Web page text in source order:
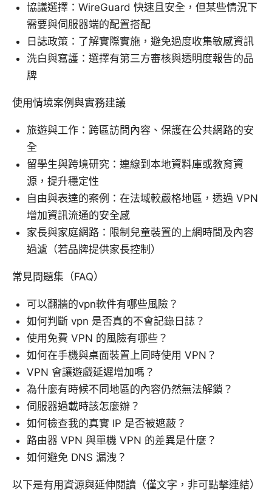
協議選擇：WireGuard 快速且安全，但某些情況下
需要與伺服器端的配置搭配
日誌政策：了解實際實施，避免過度收集敏感資訊
洗白與寫護：選擇有第三方審核與透明度報告的品
牌
使用情境案例與實務建議
旅遊與工作：跨區訪問內容、保護在公共網路的安
全
留學生與跨境研究：連線到本地資料庫或教育資
源，提升穩定性
自由與表達的案例：在法域較嚴格地區，透過 VPN
增加資訊流通的安全感
家長與家庭網路：限制兒童裝置的上網時間及內容
過濾（若品牌提供家長控制）
常見問題集（FAQ）
可以翻牆的vpn軟件有哪些風險？
如何判斷 vpn 是否真的不會記錄日誌？
使用免費 VPN 的風險有哪些？
如何在手機與桌面裝置上同時使用 VPN？
VPN 會讓遊戲延遲增加嗎？
為什麼有時候不同地區的內容仍然無法解鎖？
伺服器過載時該怎麼辦？
如何檢查我的真實 IP 是否被遮蔽？
路由器 VPN 與單機 VPN 的差異是什麼？
如何避免 DNS 漏洩？
以下是有用資源與延伸閱讀（僅文字，非可點擊連結）